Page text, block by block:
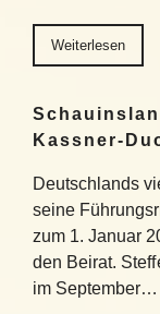
Weiterlesen
Kassner-
Deutschlands
seine
zum 1. Januar
den Beirat.
im September…